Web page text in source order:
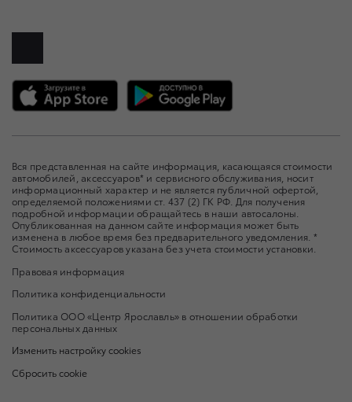
Вся представленная на сайте информация, касающаяся стоимости
автомобилей, аксессуаров* и сервисного обслуживания, носит
информационный характер и не является публичной офертой,
определяемой положениями ст. 437 (2) ГК РФ. Для получения
подробной информации обращайтесь в наши автосалоны.
Опубликованная на данном сайте информация может быть
изменена в любое время без предварительного уведомления. *
Стоимость аксессуаров указана без учета стоимости установки.
Правовая информация
Политика конфиденциальности
Политика ООО «Центр Ярославль» в отношении обработки
персональных данных
Изменить настройку cookies
Сбросить cookie